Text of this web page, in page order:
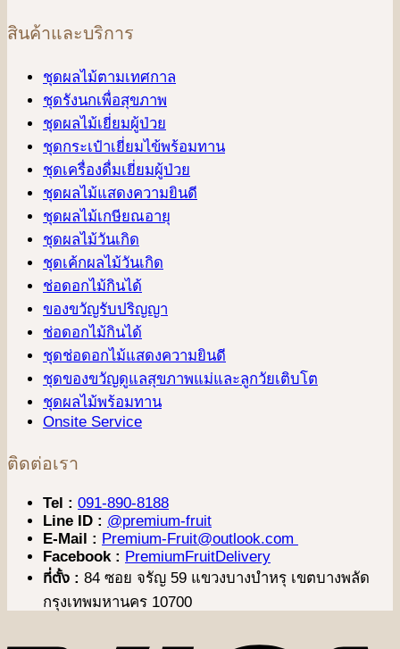
สินค้าและบริการ
ชุดผลไม้ตามเทศกาล
ชุดรังนกเพื่อสุขภาพ
ชุดผลไม้เยี่ยมผู้ป่วย
ชุดกระเป๋าเยี่ยมไข้พร้อมทาน
ชุดเครื่องดื่มเยี่ยมผู้ป่วย
ชุดผลไม้แสดงความยินดี
ชุดผลไม้เกษียณอายุ
ชุดผลไม้วันเกิด
ชุดเค้กผลไม้วันเกิด
ช่อดอกไม้กินได้
ของขวัญรับปริญญา
ช่อดอกไม้กินได้
ชุดช่อดอกไม้แสดงความยินดี
ชุดของขวัญดูแลสุขภาพแม่และลูกวัยเติบโต
ชุดผลไม้พร้อมทาน
Onsite Service
ติดต่อเรา
Tel : 091-890-8188
Line ID : @premium-fruit
E-Mail : Premium-Fruit@outlook.com
Facebook : PremiumFruitDelivery
ที่ตั้ง : 84 ซอย จรัญ 59 แขวงบางบำหรุ เขตบางพลัด
กรุงเทพมหานคร 10700